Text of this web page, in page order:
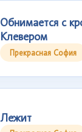
Обнимается с
Клевером
Прекрасная София
Лежит